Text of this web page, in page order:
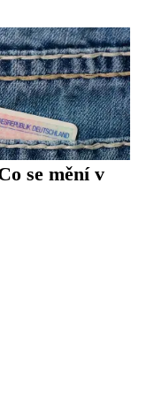
se mění v